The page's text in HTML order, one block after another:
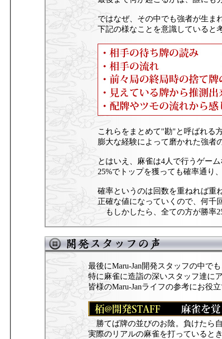
ではなぜ、その中でも強者が生ま
下記の様なことを意識していると
これらをまとめて"勘"と呼ばれる
膨大な経験によって磨かれた強者
とはいえ、麻雀は4人で行うゲー
25%でトップを獲っても確率通り
確率というのは回数を重ねれば重
正確な値になっていくので、何千
もしかしたら、全ての方が勝率
最後にMaru-Jan開発スタッフの中で
特に麻雀に造詣の深いスタッフ達に
皆様のMaru-Janライフの参考にお役
勝てば牌の並びのお陰。負けたら
実際のリアルの麻雀を打っていると